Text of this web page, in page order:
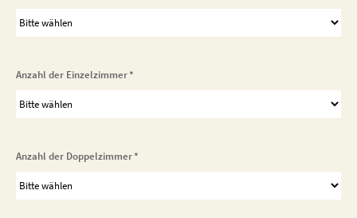
Anzahl der Einzelzimmer*
Anzahl der Doppelzimmer*